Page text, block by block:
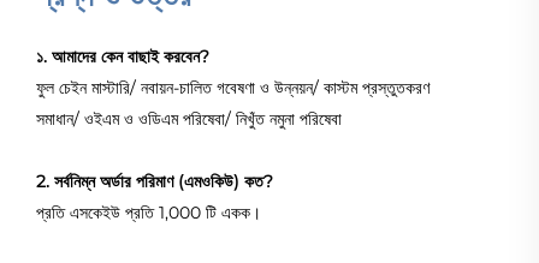
১. আমাদের কেন বাছাই করবেন?
ফুল চেইন মাস্টারি/ নবায়ন-চালিত গবেষণা ও উন্নয়ন/ কাস্টম প্রস্তুতকরণ
সমাধান/ ওইএম ও ওডিএম পরিষেবা/ নিখুঁত নমুনা পরিষেবা
2. সর্বনিম্ন অর্ডার পরিমাণ (এমওকিউ) কত?
প্রতি এসকেইউ প্রতি 1,000 টি একক।